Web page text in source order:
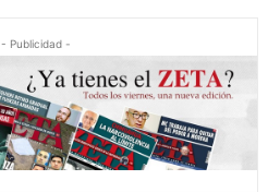
- Publicidad -